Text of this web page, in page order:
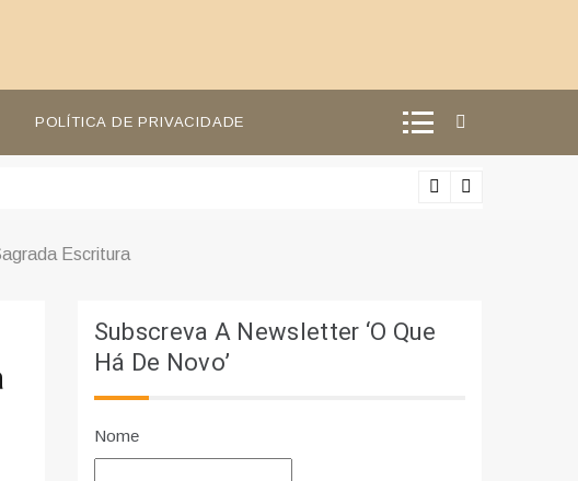
POLÍTICA DE PRIVACIDADE
Escritura
Subscreva A Newsletter ‘O Que
Há De Novo’
Nome